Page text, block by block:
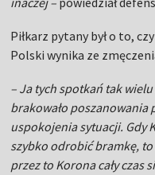
Piłkarz pytany był o to,
Polski wynika ze
– Ja tych spotkań tak
brakowało poszanowania
uspokojenia sytuacji. Gdy
szybko odrobić bramkę,
przez to Korona cały czas